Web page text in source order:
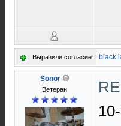
Выразили согласие: black
Sonor
Ветеран